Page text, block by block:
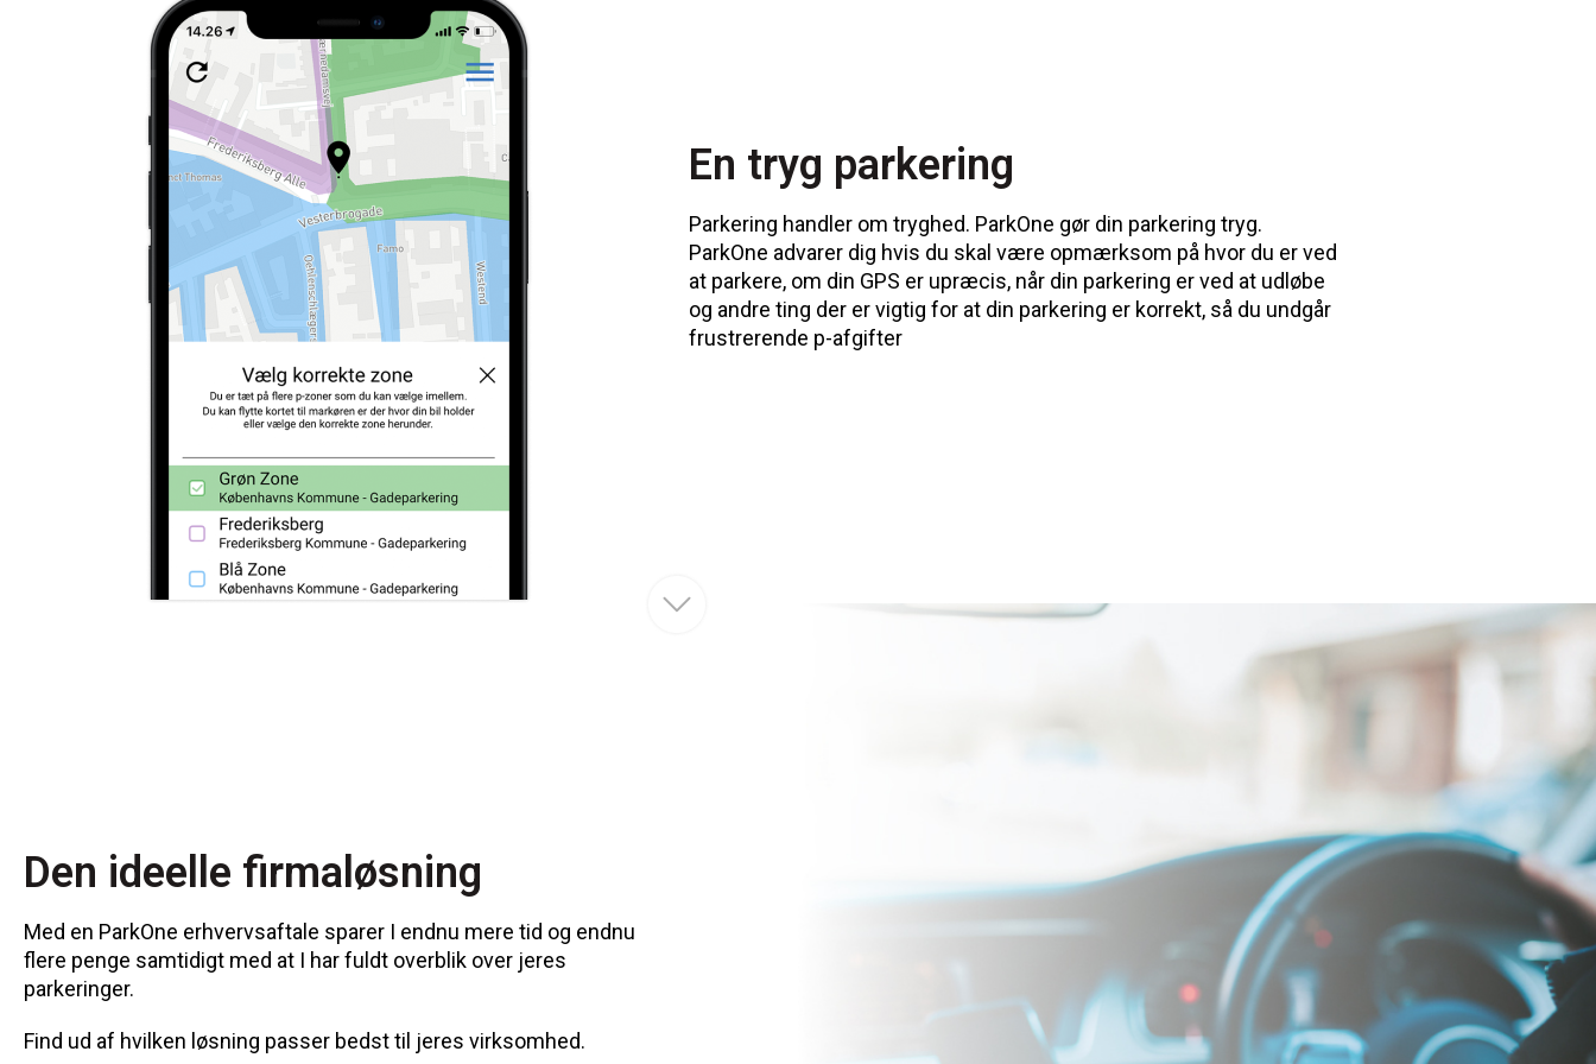
En tryg parkering
Parkering handler om tryghed. ParkOne gør din parkering tryg.
ParkOne advarer dig hvis du skal være opmærksom på hvor du er ved
at parkere, om din GPS er upræcis, når din parkering er ved at udløbe
og andre ting der er vigtig for at din parkering er korrekt, så du undgår
frustrerende p-afgifter
Den ideelle firmaløsning
Med en ParkOne erhvervsaftale sparer I endnu mere tid og endnu
flere penge samtidigt med at I har fuldt overblik over jeres
parkeringer.
Find ud af hvilken løsning passer bedst til jeres virksomhed.